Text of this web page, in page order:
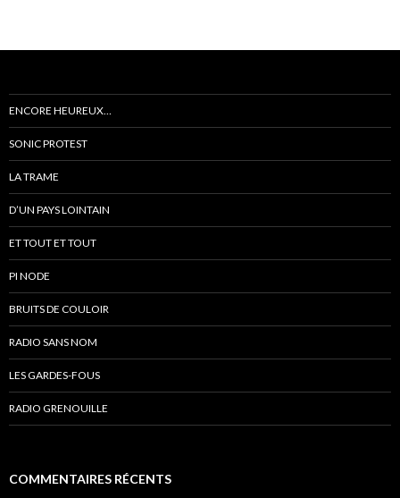
ENCORE HEUREUX…
SONIC PROTEST
LA TRAME
D’UN PAYS LOINTAIN
ET TOUT ET TOUT
PI NODE
BRUITS DE COULOIR
RADIO SANS NOM
LES GARDES-FOUS
RADIO GRENOUILLE
COMMENTAIRES RÉCENTS